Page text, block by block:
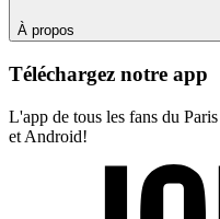
À propos
Téléchargez notre app
L'app de tous les fans du
et Android!